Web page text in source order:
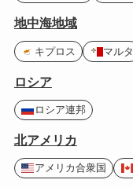
地中海地域
キプロス マルタ
ロシア
ロシア連邦
北アメリカ
アメリカ合衆国